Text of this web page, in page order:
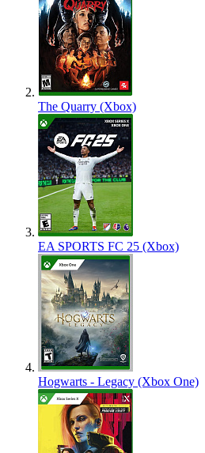
The Quarry (Xbox)
EA SPORTS FC 25 (Xbox)
Hogwarts - Legacy (Xbox One)